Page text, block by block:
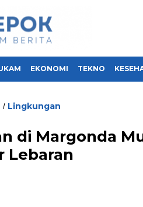
EKONOMI TEKNO
/ Lingkungan
di Margonda
Lebaran